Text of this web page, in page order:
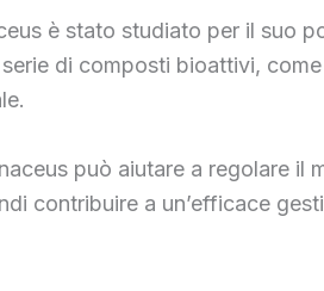
è stato studiato per il suo
di composti bioattivi,
può aiutare a regolare
contribuire a un’efficace